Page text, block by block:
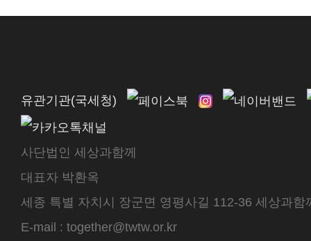
유관기관(국세청)
사단법인 세상과함께
대표자 박환옥
세종 특별 자치시 장군면 영평사길 112-36 세상과
E-mail : together@twtw.or.kr